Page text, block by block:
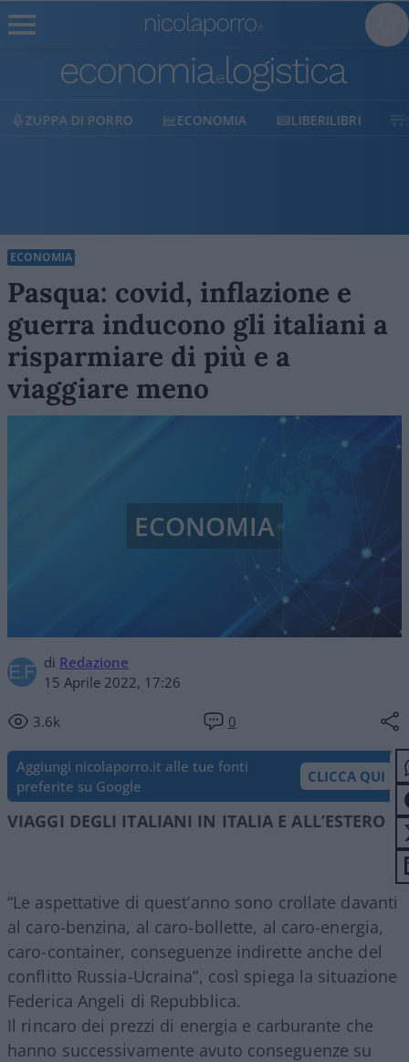
ECONOMIA LIBERILIBRI SHOP SOSTIENICI
ECONOMIA
Pasqua: covid, inflazione e
guerra inducono gli italiani a
risparmiare di più e a
viaggiare meno
di Redazione
15 Aprile 2022, 17:26
3.6k 0
ECONOMIA
Aggiungi nicolaporro.it alle tue fonti
preferite su Google
CLICCA QUI
VIAGGI DEGLI ITALIANI IN ITALIA E ALL’ESTERO
“Le aspettative di quest’anno sono crollate davanti
al caro-benzina, al caro-bollette, al caro-energia,
caro-container, conseguenze indirette anche del
conflitto Russia-Ucraina”, così spiega la situazione
Federica Angeli di Repubblica.
Il rincaro dei prezzi di energia e carburante che
hanno successivamente avuto conseguenze su